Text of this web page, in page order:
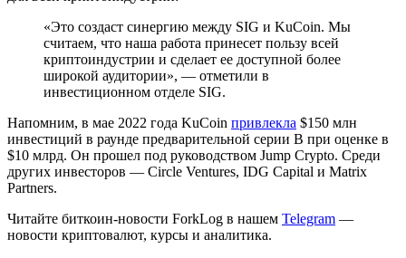
«Это создаст синергию между SIG и KuCoin. Мы
считаем, что наша работа принесет пользу всей
криптоиндустрии и сделает ее доступной более
широкой аудитории», — отметили в
инвестиционном отделе SIG.
Напомним, в мае 2022 года KuCoin привлекла $150 млн
инвестиций в раунде предварительной серии B при оценке в
$10 млрд. Он прошел под руководством Jump Crypto. Среди
других инвесторов — Circle Ventures, IDG Capital и Matrix
Partners.
Читайте биткоин-новости ForkLog в нашем Telegram —
новости криптовалют, курсы и аналитика.